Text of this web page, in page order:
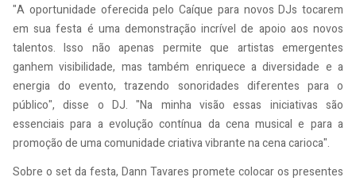
"A oportunidade oferecida pelo Caíque para novos DJs tocarem
em sua festa é uma demonstração incrível de apoio aos novos
talentos. Isso não apenas permite que artistas emergentes
ganhem visibilidade, mas também enriquece a diversidade e a
energia do evento, trazendo sonoridades diferentes para o
público", disse o DJ. "Na minha visão essas iniciativas são
essenciais para a evolução contínua da cena musical e para a
promoção de uma comunidade criativa vibrante na cena carioca".
Sobre o set da festa, Dann Tavares promete colocar os presentes